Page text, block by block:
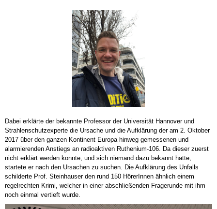
Dabei erklärte der bekannte Professor der Universität Hannover und
Strahlenschutzexperte die Ursache und die Aufklärung der am 2. Oktober
2017 über den ganzen Kontinent Europa hinweg gemessenen und
alarmierenden Anstiegs an radioaktiven Ruthenium-106. Da dieser zuerst
nicht erklärt werden konnte, und sich niemand dazu bekannt hatte,
startete er nach den Ursachen zu suchen. Die Aufklärung des Unfalls
schilderte Prof. Steinhauser den rund 150 HörerInnen ähnlich einem
regelrechten Krimi, welcher in einer abschließenden Fragerunde mit ihm
noch einmal vertieft wurde.